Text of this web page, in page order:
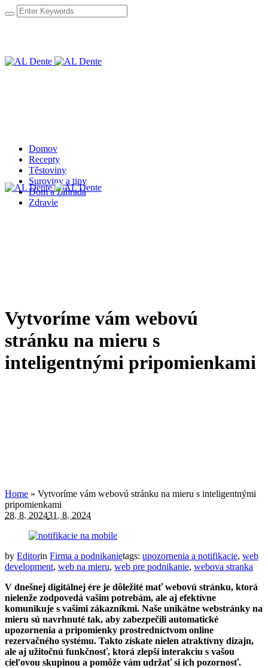
Domov
Recepty
Těstoviny
Suroviny a tipy
Dom a záhrada
Zdravie
Vytvoríme vám webovú
stránku na mieru s
inteligentnými pripomienkami
Home » Vytvoríme vám webovú stránku na mieru s inteligentnými
pripomienkami
28. 8. 202431. 8. 2024
by Editorin Firma a podnikanietags: upozornenia a notifikacie, web
development, web na mieru, web pre podnikanie, webova stranka
V dnešnej digitálnej ére je dôležité mať webovú stránku, ktorá
nielenže zodpovedá vašim potrebám, ale aj efektívne
komunikuje s vašimi zákazníkmi. Naše unikátne webstránky na
mieru sú navrhnuté tak, aby zabezpečili automatické
upozornenia a pripomienky prostredníctvom online
rezervačného systému. Takto získate nielen atraktívny dizajn,
ale aj užitočnú funkčnosť, ktorá zlepší interakciu s vašou
cieľovou skupinou a pomôže vám udržať si ich pozornosť.